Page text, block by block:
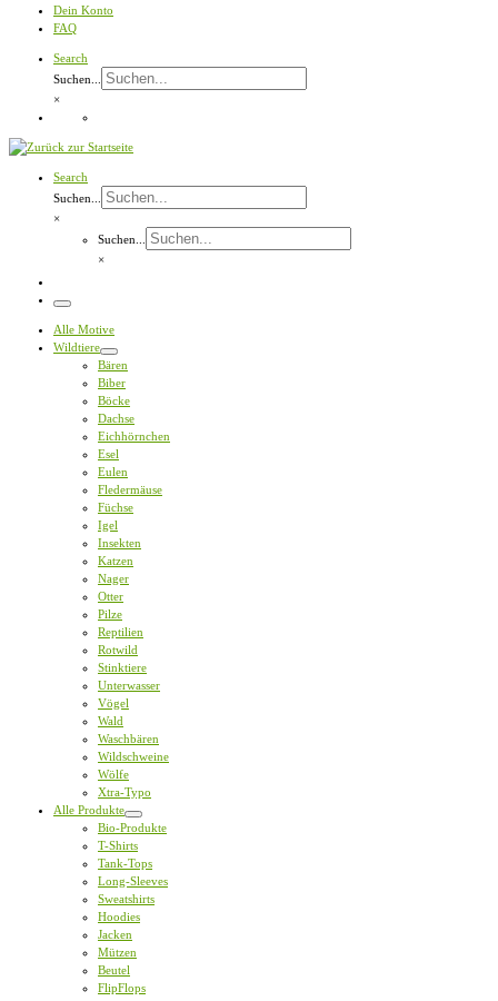
Dein Konto
FAQ
Search
Suchen...
×
Search
Suchen...
×
Suchen...
×
Menü
Alle Motive
Wildtiere
Bären
Biber
Böcke
Dachse
Eichhörnchen
Esel
Eulen
Fledermäuse
Füchse
Igel
Insekten
Katzen
Nager
Otter
Pilze
Reptilien
Rotwild
Stinktiere
Unterwasser
Vögel
Wald
Waschbären
Wildschweine
Wölfe
Xtra-Typo
Alle Produkte
Bio-Produkte
T-Shirts
Tank-Tops
Long-Sleeves
Sweatshirts
Hoodies
Jacken
Mützen
Beutel
FlipFlops